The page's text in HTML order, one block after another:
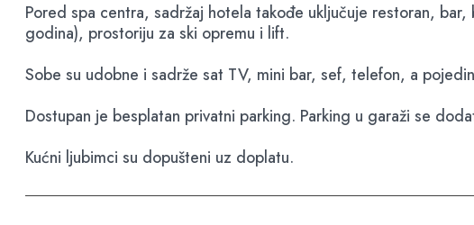
Pored spa centra, sadržaj hotela takođe uključuje restoran,
godina), prostoriju za ski opremu i lift.
Sobe su udobne i sadrže sat TV, mini bar, sef, telefon, a
Dostupan je besplatan privatni parking. Parking u garaži se
Kućni ljubimci su dopušteni uz doplatu.